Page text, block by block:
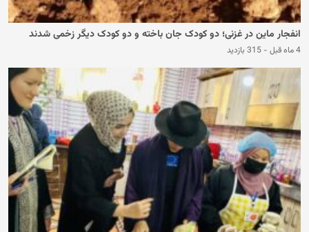
انفجار ماین در غزنی؛ دو کودک جان باخته و دو کودک دیگر زخمی شدند
4 ماه قبل - 315 بازدید